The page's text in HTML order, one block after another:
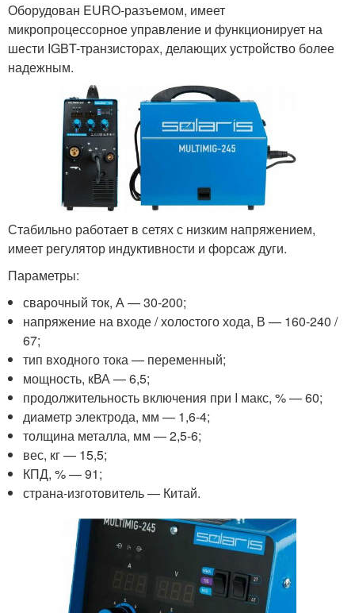
Оборудован EURO-разъемом, имеет
микропроцессорное управление и функционирует на
шести IGBT-транзисторах, делающих устройство более
надежным.
Стабильно работает в сетях с низким напряжением,
имеет регулятор индуктивности и форсаж дуги.
Параметры:
сварочный ток, А — 30-200;
напряжение на входе / холостого хода, В — 160-240 /
67;
тип входного тока — переменный;
мощность, кВА — 6,5;
продолжительность включения при I макс, % — 60;
диаметр электрода, мм — 1,6-4;
толщина металла, мм — 2,5-6;
вес, кг — 15,5;
КПД, % — 91;
страна-изготовитель — Китай.